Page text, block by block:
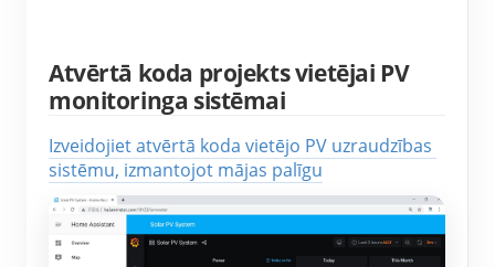
Atvērtā koda projekts vietējai PV
monitoringa sistēmai
Izveidojiet atvērtā koda vietējo PV uzraudzības
sistēmu, izmantojot mājas palīgu